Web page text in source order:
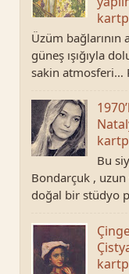
Üzüm bağlarının
güneş ışığıyla
sakin atmosferi…
Bu
Bondarçuk , uzun
doğal bir stüdyo